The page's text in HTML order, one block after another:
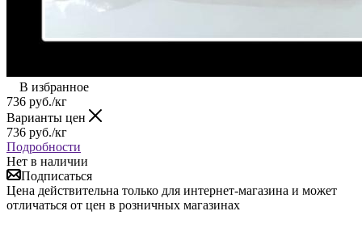
В избранное
736 руб./кг
Варианты цен
736 руб./кг
Подробности
Нет в наличии
Подписаться
Цена действительна только для интернет-магазина и может
отличаться от цен в розничных магазинах